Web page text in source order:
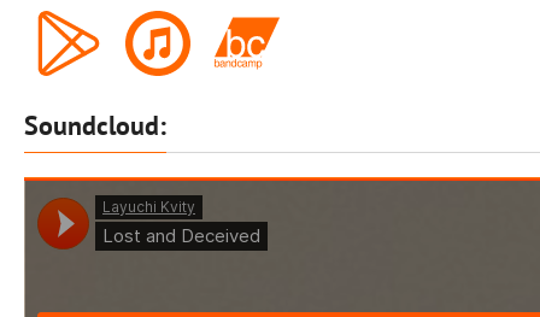
Soundcloud: